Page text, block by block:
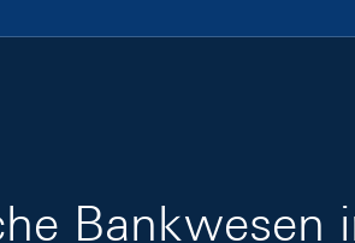
Bankwesen